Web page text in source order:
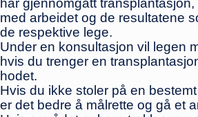
har gjennomgått
med arbeidet og de resultatene
de respektive lege.
Under en konsultasjon vil legen
hvis du trenger en
hodet.
Hvis du ikke stoler på en
er det bedre å målrette og gå et